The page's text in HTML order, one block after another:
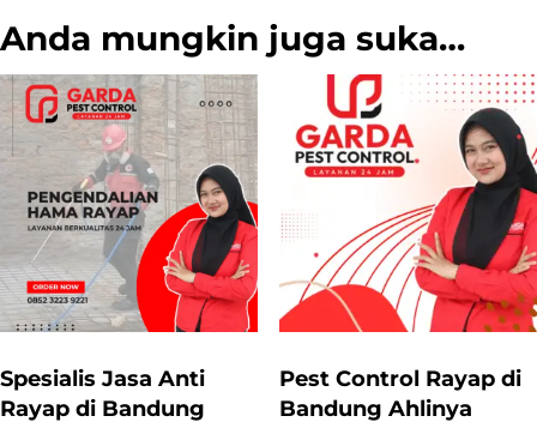
Anda mungkin juga suka…
Spesialis Jasa Anti
Rayap di Bandung
Pest Control Rayap di
Bandung Ahlinya